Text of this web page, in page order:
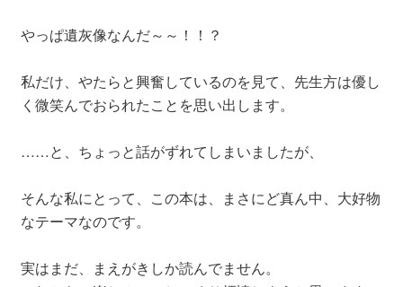
やっぱ遺灰像なんだ～～！！？
私だけ、やたらと興奮しているのを見て、先生方は優し
く微笑んでおられたことを思い出します。
……と、ちょっと話がずれてしまいましたが、
そんな私にとって、この本は、まさにど真ん中、大好物
なテーマなのです。
実はまだ、まえがきしか読んでません。